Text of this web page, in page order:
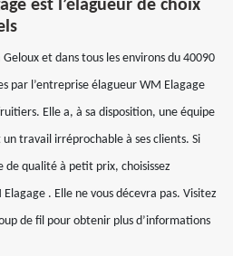
est l’élagueur de choix
et dans tous les environs du 40090
par l’entreprise élagueur WM Elagage
Elle a, à sa disposition, une équipe
travail irréprochable à ses clients. Si
de qualité à petit prix, choisissez
. Elle ne vous décevra pas. Visitez
de fil pour obtenir plus d’informations